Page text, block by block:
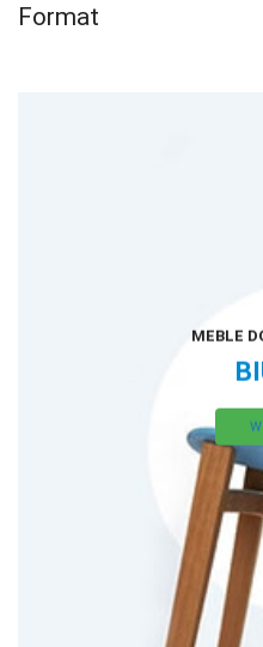
Format
MEBLE